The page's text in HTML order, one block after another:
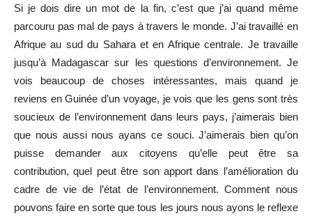
Si je dois dire un mot de la fin, c’est que j’ai quand même
parcouru pas mal de pays à travers le monde. J’ai travaillé en
Afrique au sud du Sahara et en Afrique centrale. Je travaille
jusqu’à Madagascar sur les questions d’environnement. Je
vois beaucoup de choses intéressantes, mais quand je
reviens en Guinée d’un voyage, je vois que les gens sont très
soucieux de l’environnement dans leurs pays, j’aimerais bien
que nous aussi nous ayans ce souci. J’aimerais bien qu’on
puisse demander aux citoyens qu’elle peut être sa
contribution, quel peut être son apport dans l’amélioration du
cadre de vie de l’état de l’environnement. Comment nous
pouvons faire en sorte que tous les jours nous ayons le reflexe